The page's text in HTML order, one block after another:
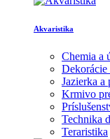
Akvaristika
Chemia a
Jazierka a
Krmivo
Technika
Teraristika